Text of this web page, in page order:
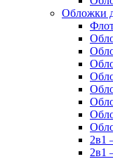
Обложки
2в1
2в1